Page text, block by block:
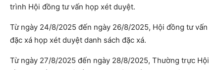
trình Hội đồng tư vấn họp xét duyệt.
Từ ngày 24/8/2025 đến ngày 26/8/2025, Hội đồng tư vấn
đặc xá họp xét duyệt danh sách đặc xá.
Từ ngày 27/8/2025 đến ngày 28/8/2025, Thường trực Hội